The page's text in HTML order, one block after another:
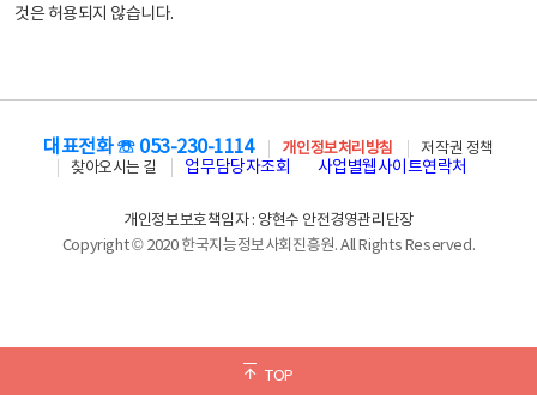
것은 허용되지 않습니다.
TOP
대표전화 ☏ 053-230-1114 개인정보처리방침
저작권 정책
찾아오시는 길
업무담당자조회 사업별웹사이트연락처
개인정보보호책임자 : 양현수 안전경영관리단장
Copyright © 2020 한국지능정보사회진흥원. All Rights Reserved.